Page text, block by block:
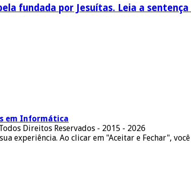
fundada por Jesuítas. Leia a
em Informática
Direitos Reservados - 2015 - 2026
experiência. Ao clicar em "Aceitar e Fechar",